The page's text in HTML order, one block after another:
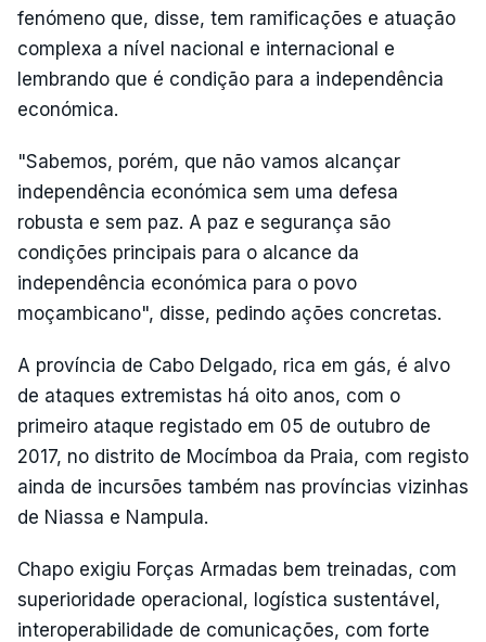
fenómeno que, disse, tem ramificações e atuação
complexa a nível nacional e internacional e
lembrando que é condição para a independência
económica.
"Sabemos, porém, que não vamos alcançar
independência económica sem uma defesa
robusta e sem paz. A paz e segurança são
condições principais para o alcance da
independência económica para o povo
moçambicano", disse, pedindo ações concretas.
A província de Cabo Delgado, rica em gás, é alvo
de ataques extremistas há oito anos, com o
primeiro ataque registado em 05 de outubro de
2017, no distrito de Mocímboa da Praia, com registo
ainda de incursões também nas províncias vizinhas
de Niassa e Nampula.
Chapo exigiu Forças Armadas bem treinadas, com
superioridade operacional, logística sustentável,
interoperabilidade de comunicações, com forte